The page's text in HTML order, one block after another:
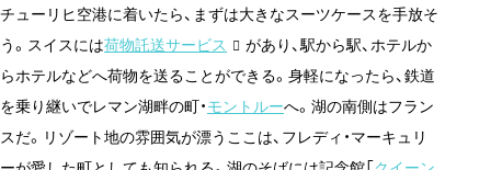
チューリヒ空港に着いたら、まずは大きなスーツケースを手放そ
う。スイスには荷物託送サービス
があり、駅から駅、ホテルか
らホテルなどへ荷物を送ることができる。身軽になったら、鉄道
を乗り継いでレマン湖畔の町・モントルーへ。湖の南側はフラン
スだ。リゾート地の雰囲気が漂うここは、フレディ・マーキュリ